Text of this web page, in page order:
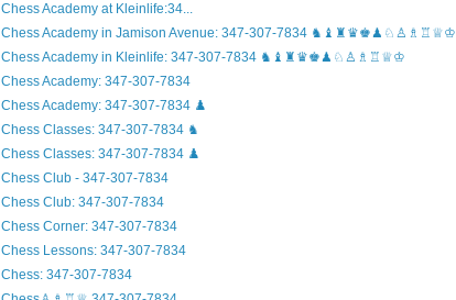
Chess Academy at Kleinlife:34...
Chess Academy in Jamison Avenue: 347-307-7834 ♞♝♜♛♚♟♘♙♗♖♕♔
Chess Academy in Kleinlife: 347-307-7834 ♞♝♜♛♚♟♘♙♗♖♕♔
Chess Academy: 347-307-7834
Chess Academy: 347-307-7834 ♟️
Chess Classes: 347-307-7834 ♞
Chess Classes: 347-307-7834 ♟️
Chess Club - 347-307-7834
Chess Club: 347-307-7834
Chess Corner: 347-307-7834
Chess Lessons: 347-307-7834
Chess: 347-307-7834